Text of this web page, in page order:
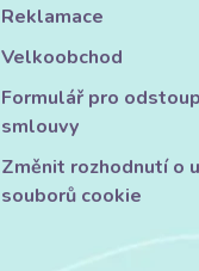
Reklamace
Velkoobchod
Formulář pro
smlouvy
Změnit rozhodnutí o
souborů cookie